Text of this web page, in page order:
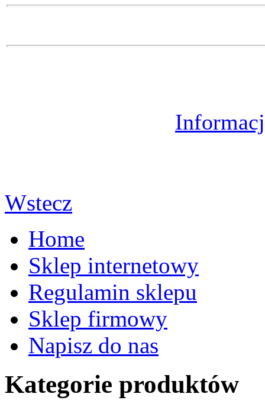
Wstecz
Home
Sklep internetowy
Regulamin sklepu
Sklep firmowy
Napisz do nas
Kategorie produktów